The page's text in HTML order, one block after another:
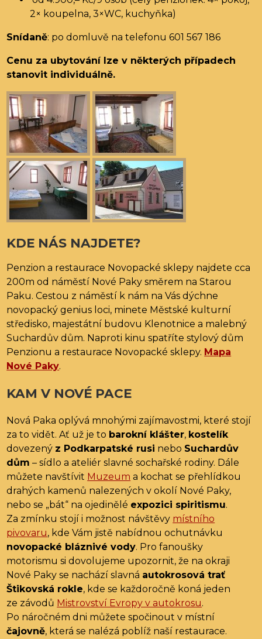
2× koupelna, 3×WC, kuchyňka)
Snídaně: po domluvě na telefonu 601 567 186
Cenu za ubytování lze v některých případech
stanovit individuálně.
KDE NÁS NAJDETE?
Penzion a restaurace Novopacké sklepy najdete cca
200m od náměstí Nové Paky směrem na Starou
Paku. Cestou z náměstí k nám na Vás dýchne
novopacký genius loci, minete Městské kulturní
středisko, majestátní budovu Klenotnice a malebný
Suchardův dům. Naproti kinu spatříte stylový dům
Penzionu a restaurace Novopacké sklepy. Mapa
Nové Paky.
KAM V NOVÉ PACE
Nová Paka oplývá mnohými zajímavostmi, které stojí
za to vidět. Ať už je to barokní klášter, kostelík
dovezený z Podkarpatské rusi nebo Suchardův
dům – sídlo a ateliér slavné sochařské rodiny. Dále
můžete navštívit Muzeum a kochat se přehlídkou
drahých kamenů nalezených v okolí Nové Paky,
nebo se „bát“ na ojedinělé expozici spiritismu.
Za zmínku stojí i možnost návštěvy místního
pivovaru, kde Vám jistě nabídnou ochutnávku
novopacké bláznivé vody. Pro fanoušky
motorismu si dovolujeme upozornit, že na okraji
Nové Paky se nachází slavná autokrosová trať
Štikovská rokle, kde se každoročně koná jeden
ze závodů Mistrovství Evropy v autokrosu.
Po náročném dni můžete spočinout v místní
čajovně, která se nalézá poblíž naší restaurace.